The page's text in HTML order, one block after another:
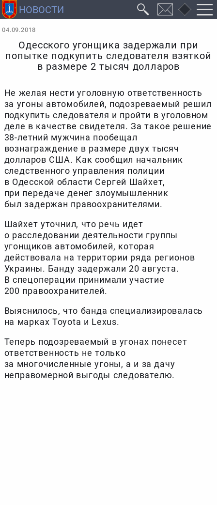
04.09.2018
Одесского угонщика задержали при
попытке подкупить следователя взяткой
в размере 2 тысяч долларов
Не желая нести уголовную ответственность
за угоны автомобилей, подозреваемый решил
подкупить следователя и пройти в уголовном
деле в качестве свидетеля. За такое решение
38-летний мужчина пообещал
вознаграждение в размере двух тысяч
долларов США. Как сообщил начальник
следственного управления полиции
в Одесской области Сергей Шайхет,
при передаче денег злоумышленник
был задержан правоохранителями.
Шайхет уточнил, что речь идет
о расследовании деятельности группы
угонщиков автомобилей, которая
действовала на территории ряда регионов
Украины. Банду задержали 20 августа.
В спецоперации принимали участие
200 правоохранителей.
Выяснилось, что банда специализировалась
на марках Toyota и Lexus.
Теперь подозреваемый в угонах понесет
ответственность не только
за многочисленные угоны, а и за дачу
неправомерной выгоды следователю.